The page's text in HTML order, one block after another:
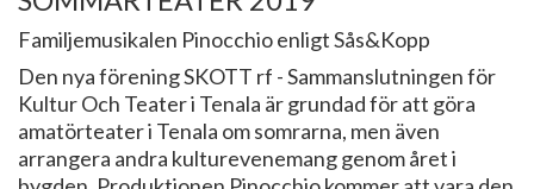
Familjemusikalen Pinocchio enligt Sås&Kopp
Den nya förening SKOTT rf - Sammanslutningen för
Kultur Och Teater i Tenala är grundad för att göra
amatörteater i Tenala om somrarna, men även
arrangera andra kulturevenemang genom året i